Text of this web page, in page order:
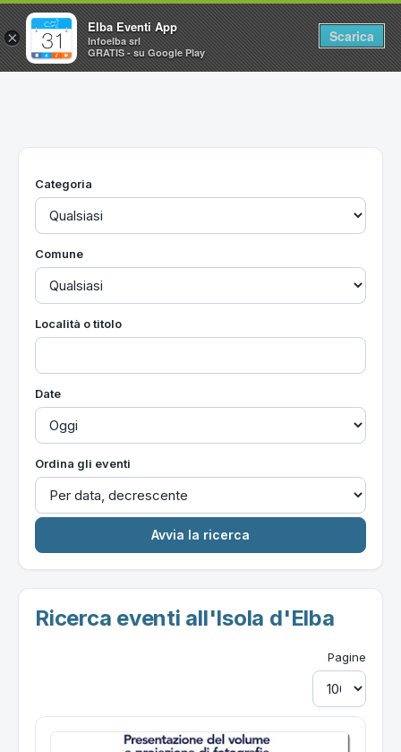
Home
Utilità
Categoria
Comune
Località o titolo
Date
Ordina gli eventi
Ricerca eventi all'Isola d'Elba
Pagine
×
Elba Eventi App
Infoelba srl
GRATIS - su Google Play
Scarica